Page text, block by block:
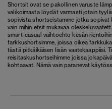
Shortsit ovat se pakollinen varuste
valikoimasta löydät varmasti jotain
sopivista shortseistamme jotka sopivat
vain mihin etsit mukavaa
smart-casual vaihtoehto kesän
farkkushortsimme, joissa oikea
tästä pitkäikäisen lisän vaatekaappiisi.
reisitaskushortseihimme joissa
kohtaavat. Nämä vain paranevat